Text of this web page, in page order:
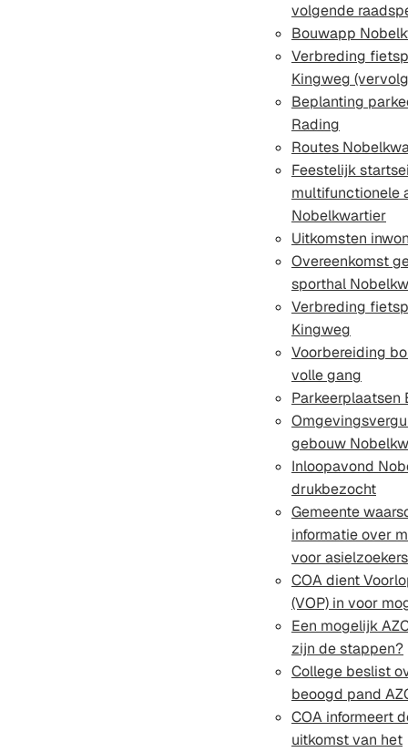
volgende
Bouwapp
Verbreding
Kingweg
Beplanting
Rading
Routes
Feestelijk
multifunctionele
Nobelkwartier
Uitkomsten
Overeenkomst
sporthal
Verbreding
Kingweg
Voorbereiding
volle gang
Parkeerplaatsen
gebouw
Inloopavond
drukbezocht
Gemeente
informatie over
voor asielzoekers
COA dient
(VOP) in voor
Een mogelijk
zijn de stappen?
College beslist
beoogd pand
COA informeert
uitkomst van het